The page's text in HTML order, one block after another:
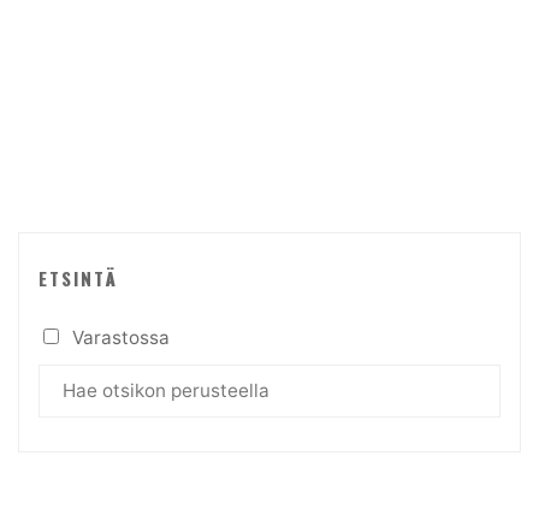
ETSINTÄ
Varastossa